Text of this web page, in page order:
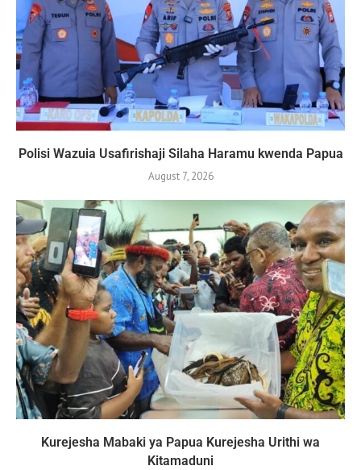
Polisi Wazuia Usafirishaji Silaha Haramu kwenda Papua
August 7, 2026
Kurejesha Mabaki ya Papua Kurejesha Urithi wa
Kitamaduni